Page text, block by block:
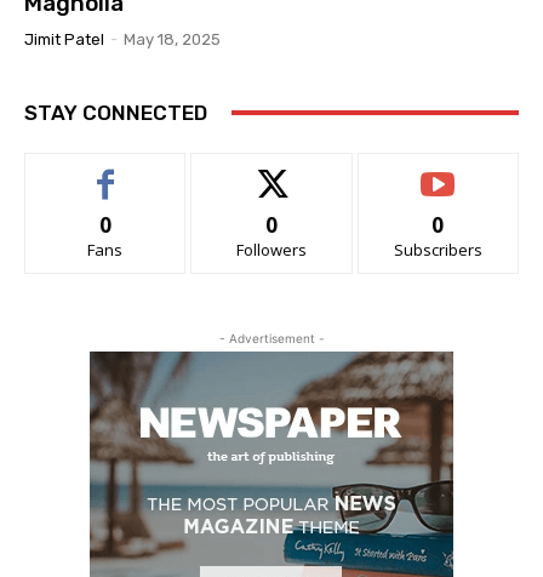
Jimit Patel - May 18, 2025
STAY CONNECTED
0
Fans
0
Followers
0
Subscribers
- Advertisement -